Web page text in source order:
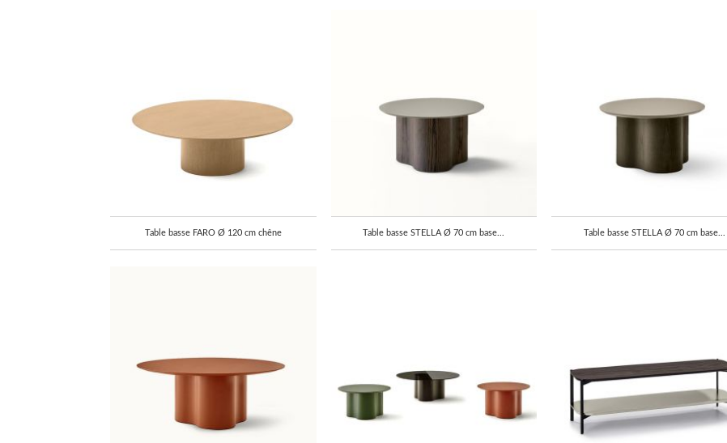
Table basse FARO Ø 120 cm chêne Table basse STELLA Ø 70 cm base... Table basse STELLA Ø 70 cm base...